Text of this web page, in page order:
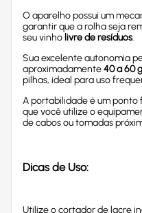
O aparelho possui um
garantir que a rolha seja
seu vinho livre de resíduos.
Sua excelente autonomia
aproximadamente40 a 60
pilhas, ideal para uso
A portabilidade é um
que você utilize o
de cabos ou tomadas
Dicas de Uso:
Utilize o cortador de lacre